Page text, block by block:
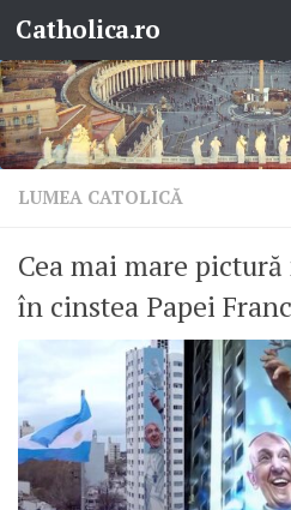
Skip to content
Catholica.ro
LUMEA CATOLICĂ
Cea mai mare
în cinstea Papei